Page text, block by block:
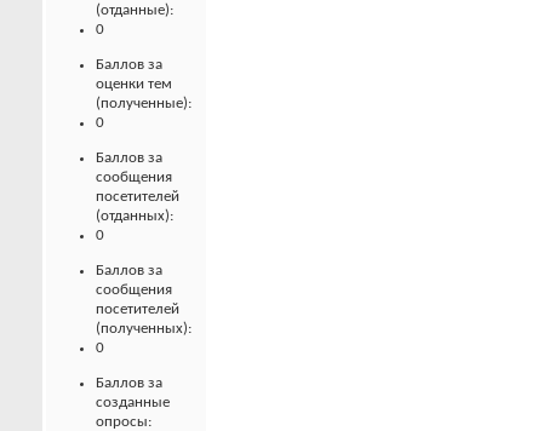
(отданные):
0
Баллов за
оценки тем
(полученные):
0
Баллов за
сообщения
посетителей
(отданных):
0
Баллов за
сообщения
посетителей
(полученных):
0
Баллов за
созданные
опросы: